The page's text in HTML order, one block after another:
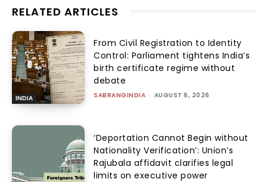
RELATED ARTICLES
INDIA
From Civil Registration to Identity
Control: Parliament tightens India’s
birth certificate regime without
debate
SABRANGINDIA - AUGUST 6, 2026
‘Deportation Cannot Begin without
Nationality Verification’: Union’s
Rajubala affidavit clarifies legal
limits on executive power